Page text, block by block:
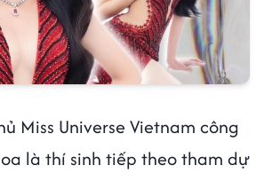
Miss Universe Vietnam công
là thí sinh tiếp theo tham dự